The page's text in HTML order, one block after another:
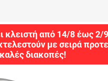
κλειστή από 14/8 έως
με σειρά
διακοπές!